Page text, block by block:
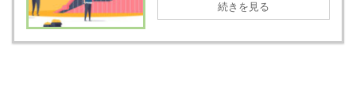
続きを見る